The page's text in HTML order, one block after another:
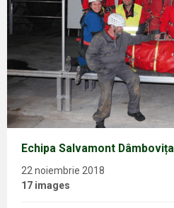
Echipa Salvamont Dâmbovița
22 noiembrie 2018
17 images